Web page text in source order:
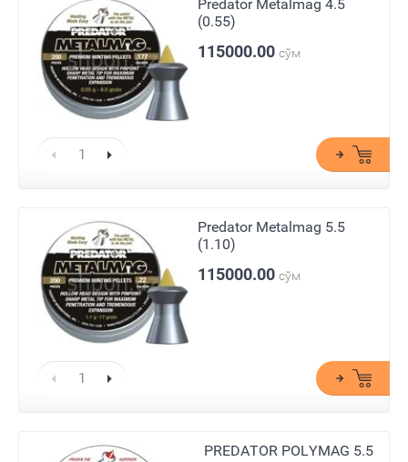
Predator Metalmag 4.5
(0.55)
115000.00 сўм
Predator Metalmag 5.5
(1.10)
115000.00 сўм
PREDATOR POLYMAG 5.5